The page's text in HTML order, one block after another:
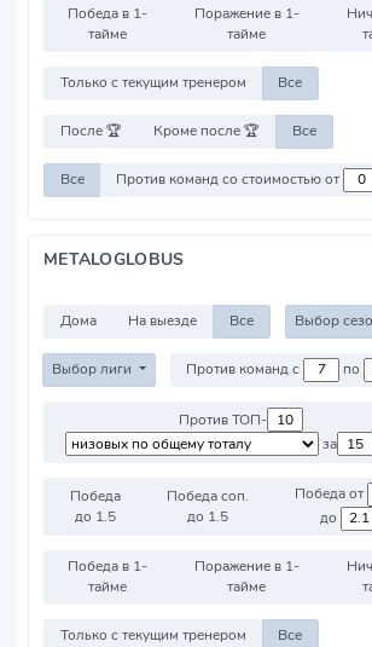
Победа в 1-
тайме
Поражение в 1-
тайме
Только с текущим тренером Все
После 🏆 Кроме после 🏆 Все
Все Против команд со стоимостью от
METALOGLOBUS
Дома На выезде Все Выбор
Выбор лиги Против команд с по
Против ТОП-
за
Победа
до 1.5
Победа соп.
до 1.5
Победа от
до
Победа в 1-
тайме
Поражение в 1-
тайме
Только с текущим тренером Все